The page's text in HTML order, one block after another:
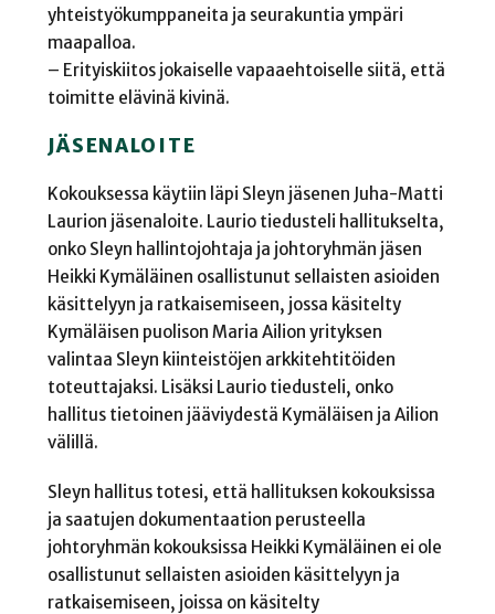
yhteistyökumppaneita ja seurakuntia ympäri
maapalloa.
– Erityiskiitos jokaiselle vapaaehtoiselle siitä, että
toimitte elävinä kivinä.
JÄSENALOITE
Kokouksessa käytiin läpi Sleyn jäsenen Juha-Matti
Laurion jäsenaloite. Laurio tiedusteli hallitukselta,
onko Sleyn hallintojohtaja ja johtoryhmän jäsen
Heikki Kymäläinen osallistunut sellaisten asioiden
käsittelyyn ja ratkaisemiseen, jossa käsitelty
Kymäläisen puolison Maria Ailion yrityksen
valintaa Sleyn kiinteistöjen arkkitehtitöiden
toteuttajaksi. Lisäksi Laurio tiedusteli, onko
hallitus tietoinen jääviydestä Kymäläisen ja Ailion
välillä.
Sleyn hallitus totesi, että hallituksen kokouksissa
ja saatujen dokumentaation perusteella
johtoryhmän kokouksissa Heikki Kymäläinen ei ole
osallistunut sellaisten asioiden käsittelyyn ja
ratkaisemiseen, joissa on käsitelty